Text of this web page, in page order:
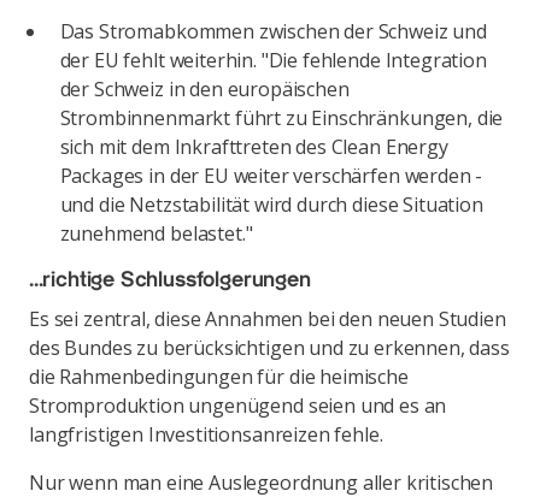
Das Stromabkommen zwischen der Schweiz und
der EU fehlt weiterhin. "Die fehlende Integration
der Schweiz in den europäischen
Strombinnenmarkt führt zu Einschränkungen, die
sich mit dem Inkrafttreten des Clean Energy
Packages in der EU weiter verschärfen werden -
und die Netzstabilität wird durch diese Situation
zunehmend belastet."
...richtige Schlussfolgerungen
Es sei zentral, diese Annahmen bei den neuen Studien
des Bundes zu berücksichtigen und zu erkennen, dass
die Rahmenbedingungen für die heimische
Stromproduktion ungenügend seien und es an
langfristigen Investitionsanreizen fehle.
Nur wenn man eine Auslegeordnung aller kritischen